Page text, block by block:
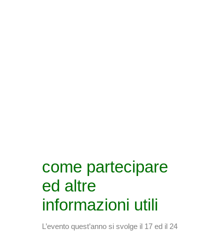
come partecipare
ed altre
informazioni utili
L’evento quest’anno si svolge il 17 ed il 24